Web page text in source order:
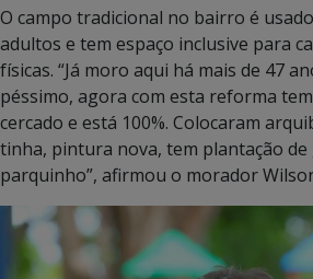
O campo tradicional no bairro é
adultos e tem espaço inclusive para
físicas. “Já moro aqui há mais de 47
péssimo, agora com esta reforma
cercado e está 100%. Colocaram
tinha, pintura nova, tem plantação
parquinho”, afirmou o morador